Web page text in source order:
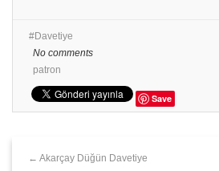
Davetiye
No comments
patron
Save
← Akarçay Düğün Davetiye